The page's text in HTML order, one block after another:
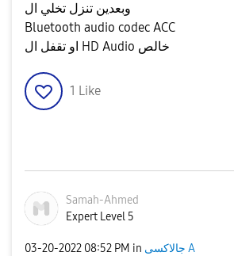
وبعدين تنزل تخلي ال
Bluetooth audio codec ACC
او تقفل ال HD Audio خالص
1 Like
Samah-Ahmed
Expert Level 5
‎03-20-2022 08:52 PM in جالاكسى A